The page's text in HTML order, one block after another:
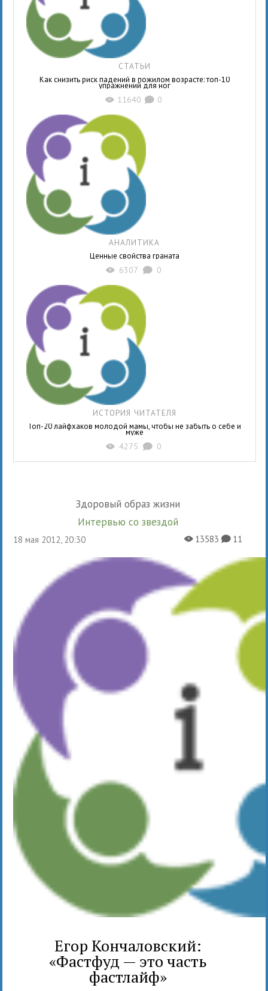
СТАТЬИ
Как снизить риск падений в пожилом возрасте: топ-10
упражнений для ног
X 11640 K 0
АНАЛИТИКА
Ценные свойства граната
X 6307 K 0
ИСТОРИЯ ЧИТАТЕЛЯ
Топ-20 лайфхаков молодой мамы, чтобы не забыть о себе и
муже
X 4275 K 0
Здоровый образ жизни
Интервью со звездой
18 мая 2012, 20:30 X13583K11
Егор Кончаловский:
«Фастфуд — это часть
фастлайф»